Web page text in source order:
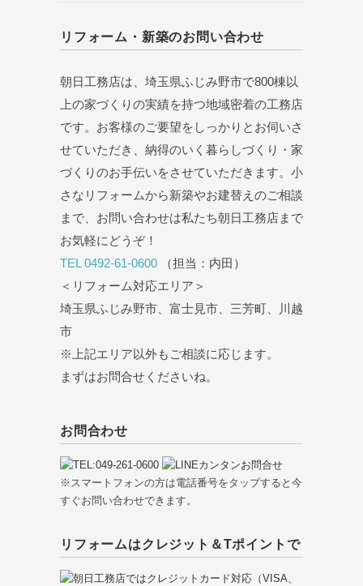
リフォーム・新築のお問い合わせ
朝日工務店は、埼玉県ふじみ野市で800棟以
上の家づくりの実績を持つ地域密着の工務店
です。お客様のご要望をしっかりとお伺いさ
せていただき、納得のいく暮らしづくり・家
づくりのお手伝いをさせていただきます。小
さなリフォームから新築やお建替えのご相談
まで、お問い合わせは私たち朝日工務店まで
お気軽にどうぞ！
TEL 0492-61-0600 （担当：内田）
＜リフォーム対応エリア＞
埼玉県ふじみ野市、富士見市、三芳町、川越
市
※上記エリア以外もご相談に応じます。
まずはお問合せくださいね。
お問合わせ
※スマートフォンの方は電話番号をタップすると今
すぐお問い合わせできます。
リフォームはクレジット＆Tポイントで